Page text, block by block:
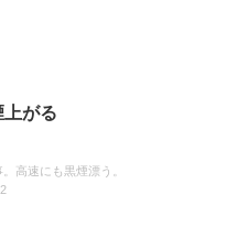
がる
高速にも黒煙漂う。